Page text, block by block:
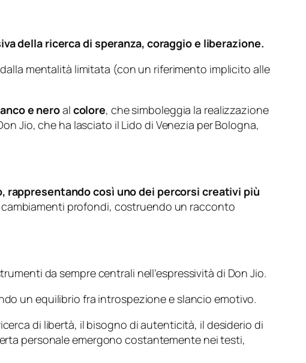
della ricerca di speranza, coraggio e liberazione.
mentalità limitata (con un riferimento implicito alle
e neroal colore, che simboleggia la realizzazione
Jio, che ha lasciato il Lido di Venezia per Bologna,
rappresentando così uno dei percorsi creativi più
cambiamenti profondi, costruendo un racconto
da sempre centrali nell’espressività di Don Jio.
un equilibrio fra introspezione e slancio emotivo.
di libertà, il bisogno di autenticità, il desiderio di
personale emergono costantemente nei testi,